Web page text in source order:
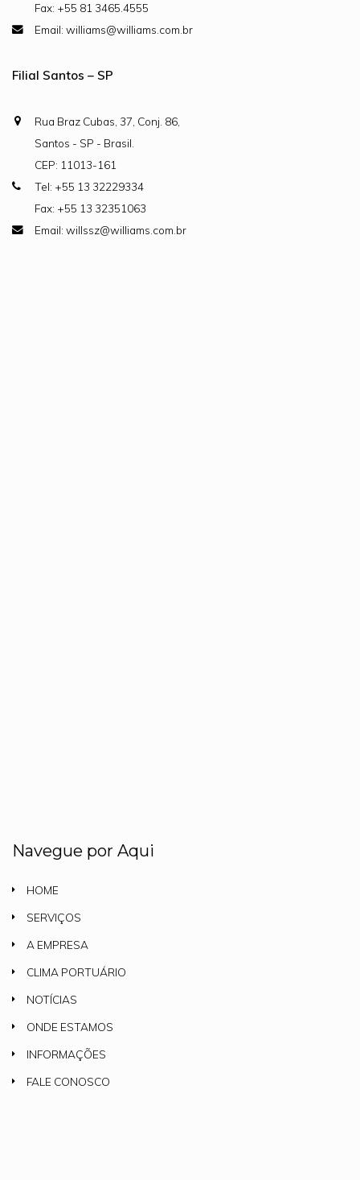
Fax: +55 81 3465.4555
Email: williams@williams.com.br
Filial Santos – SP
Rua Braz Cubas, 37, Conj. 86,
Santos - SP - Brasil.
CEP: 11013-161
Tel: +55 13 32229334
Fax: +55 13 32351063
Email: willssz@williams.com.br
Navegue por Aqui
HOME
SERVIÇOS
A EMPRESA
CLIMA PORTUÁRIO
NOTÍCIAS
ONDE ESTAMOS
INFORMAÇÕES
FALE CONOSCO